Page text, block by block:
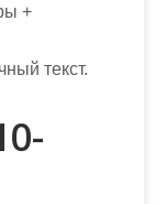
+
текст.